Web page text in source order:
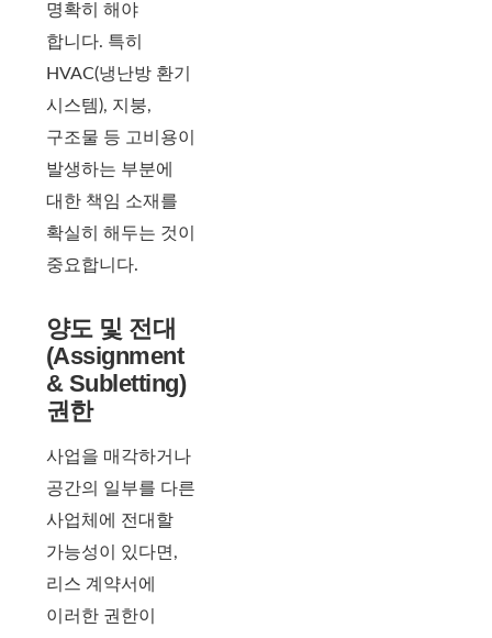
명확히 해야
합니다. 특히
HVAC(냉난방 환기
시스템), 지붕,
구조물 등 고비용이
발생하는 부분에
대한 책임 소재를
확실히 해두는 것이
중요합니다.
양도 및 전대
(Assignment
& Subletting)
권한
사업을 매각하거나
공간의 일부를 다른
사업체에 전대할
가능성이 있다면,
리스 계약서에
이러한 권한이